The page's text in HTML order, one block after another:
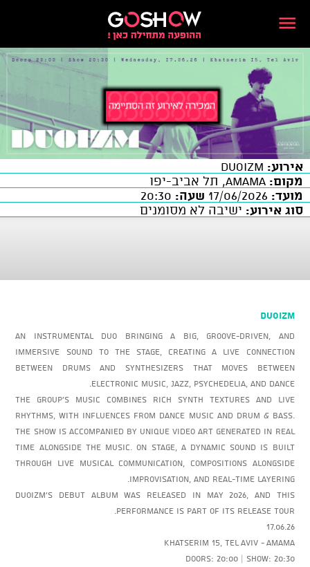
אירוע:
מקום:
מועד:
שעה:
סוג אירוע: ישיבה לא מסומנים
Duoizm
An instrumental duo bringing a big, groove-driven, and
immersive sound to the stage, creating a live connection
between drums and synthesizers that moves between
electronic music, jazz, psychedelia, and dance.
The group’s music combines rich synth textures and live
rhythms, with influences from dance music and drum & bass.
The show is accompanied by unique video art generated in real
time alongside the music. On stage, a dynamic sound is built
through live musical communication, compositions alongside
improvisation, and real-time layering.
Duoizm’s debut album was released in May 2026, and this
performance is part of its release tour.
17.06.26
Khatserim 15, Tel Aviv - AMAMA
Doors: 20:00 | Show: 20:30